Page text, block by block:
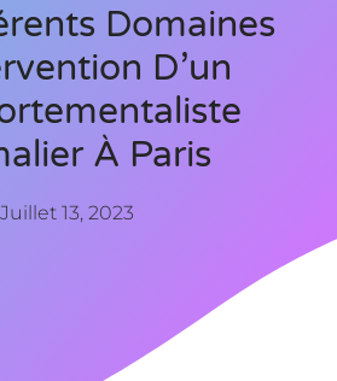
Domaines
D’un
À Paris
Juillet 13, 2023